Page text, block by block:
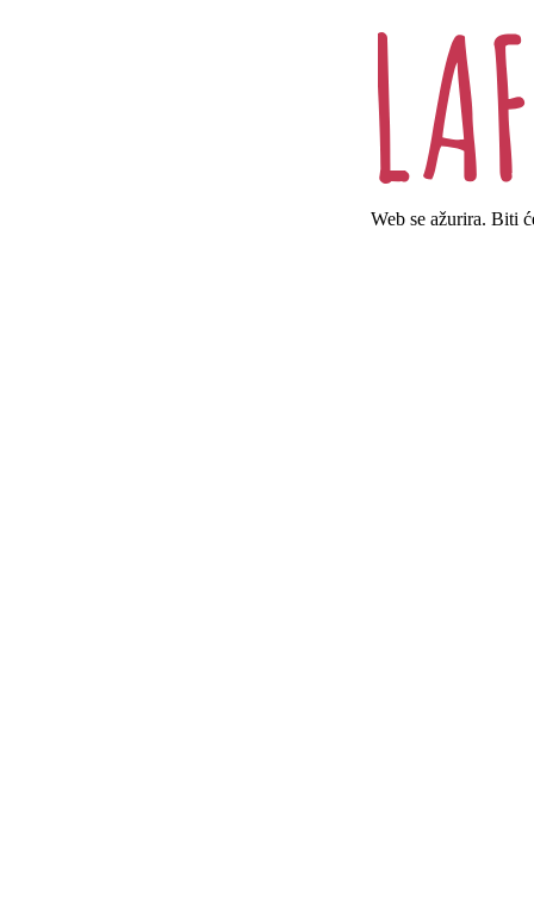
Web se ažurira. Biti